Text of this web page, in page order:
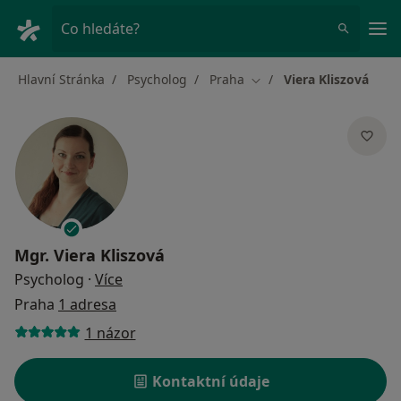
Co hledáte?
Hlavní Stránka Psycholog Praha Změna města
Viera Kliszová
Mgr. Viera Kliszová
Psycholog · Více
Praha 1 adresa
1 názor
Kontaktní údaje